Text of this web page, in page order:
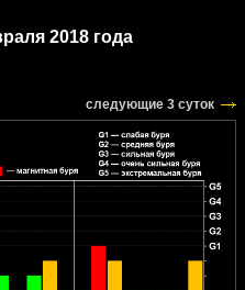
2018 года
следующие 3 суток